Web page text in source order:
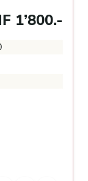
1’800.-